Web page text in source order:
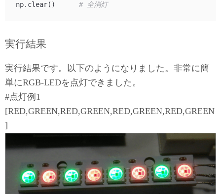
np.clear() # 全消灯
実行結果
実行結果です。以下のようになりました。非常に簡
単にRGB-LEDを点灯できました。
#点灯例1
[RED,GREEN,RED,GREEN,RED,GREEN,RED,GREEN
]